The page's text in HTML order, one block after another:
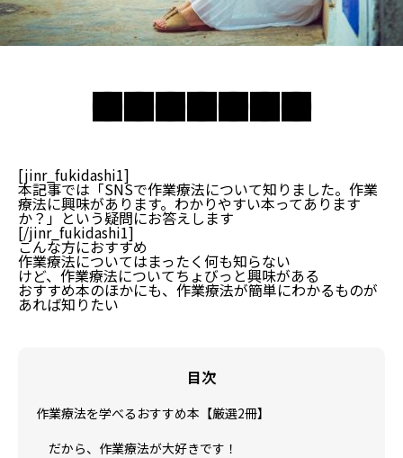
[jinr_fukidashi1]
本記事では「SNSで作業療法について知りました。作業
療法に興味があります。わかりやすい本ってあります
か？」という疑問にお答えします
[/jinr_fukidashi1]
こんな方におすすめ
作業療法についてはまったく何も知らない
けど、作業療法についてちょびっと興味がある
おすすめ本のほかにも、作業療法が簡単にわかるものが
あれば知りたい
目次
作業療法を学べるおすすめ本【厳選2冊】
だから、作業療法が大好きです！